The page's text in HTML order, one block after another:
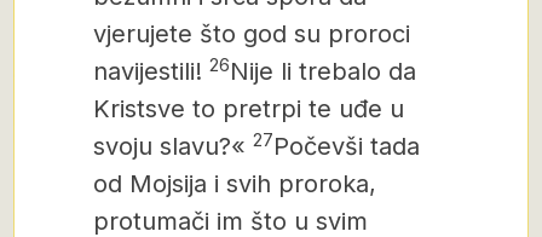
vjerujete što god su proroci
navijestili! 26Nije li trebalo da
Kristsve to pretrpi te uđe u
svoju slavu?« 27Počevši tada
od Mojsija i svih proroka,
protumači im što u svim